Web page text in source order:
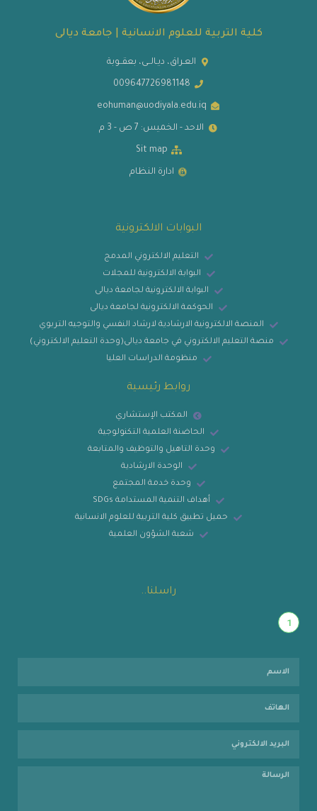
كلية التربية للعلوم الانسانية | جامعة ديالى
العـراق، ديـالــى، بعقــوبة
009647726981148
eohuman@uodiyala.edu.iq
الاحد - الخميس: 7 ص - 3 م
Sit map
ادارة النظام
البوابات الالكترونية
التعليم الالكتروني المدمج
البوابة الالكترونية للمجلات
البوابة الالكترونية لجامعة ديالى
الحوكمة الالكترونية لجامعة ديالى
المنصة الالكترونية الارشادية لارشاد النفسي والتوجيه التربوي
منصة التعليم الالكتروني في جامعة ديالى(وحدة التعليم الالكتروني)
منظومة الدراسات العليا
روابط رئيسية
المكتب الإستشاري
الحاضنة العلمية التكنولوجية
وحدة التاهيل والتوظيف والمتابعة
الوحدة الارشادية
وحدة خدمة المجتمع
أهداف التنمية المستدامة SDGs
حميل تطبيق كلية التربية للعلوم الانسانية
شعبة الشؤون العلمية
راسلنا..
1